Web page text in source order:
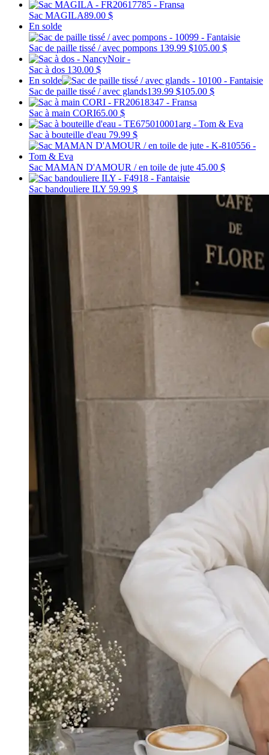
Sac MAGILA89.00 $
En solde
Sac de paille tissé / avec pompons 139.99 $105.00 $
Sac à dos 130.00 $
En solde
Sac de paille tissé / avec glands139.99 $105.00 $
Sac à main CORI65.00 $
Sac à bouteille d'eau 79.99 $
Sac MAMAN D'AMOUR / en toile de jute 45.00 $
Sac bandouliere ILY 59.99 $